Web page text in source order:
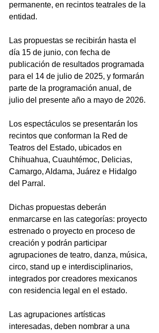
permanente, en recintos teatrales de la
entidad.
Las propuestas se recibirán hasta el
día 15 de junio, con fecha de
publicación de resultados programada
para el 14 de julio de 2025, y formarán
parte de la programación anual, de
julio del presente año a mayo de 2026.
Los espectáculos se presentarán los
recintos que conforman la Red de
Teatros del Estado, ubicados en
Chihuahua, Cuauhtémoc, Delicias,
Camargo, Aldama, Juárez e Hidalgo
del Parral.
Dichas propuestas deberán
enmarcarse en las categorías: proyecto
estrenado o proyecto en proceso de
creación y podrán participar
agrupaciones de teatro, danza, música,
circo, stand up e interdisciplinarios,
integrados por creadores mexicanos
con residencia legal en el estado.
Las agrupaciones artísticas
interesadas, deben nombrar a una